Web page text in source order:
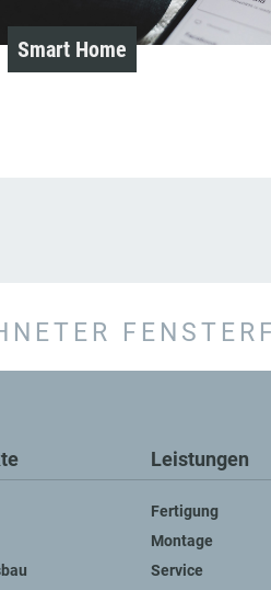
Smart Home
Leistungen
Fertigung
Montage
Service